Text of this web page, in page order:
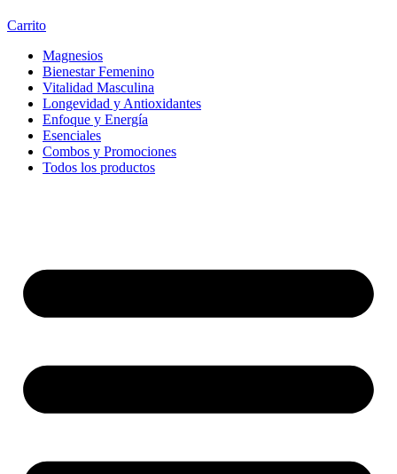
Carrito
Magnesios
Bienestar Femenino
Vitalidad Masculina
Longevidad y Antioxidantes
Enfoque y Energía
Esenciales
Combos y Promociones
Todos los productos